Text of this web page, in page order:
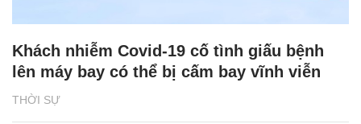
THỜI SỰ
Khách nhiễm Covid-19 cố tình giấu bệnh
lên máy bay có thể bị cấm bay vĩnh viễn